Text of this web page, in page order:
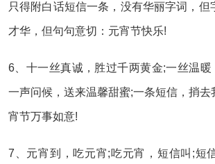
只得附白话短信一条，没有华丽字词，但
才华，但句句意切：元宵节快乐!
6、十一丝真诚，胜过千两黄金;一丝温暖
一声问候，送来温馨甜蜜;一条短信，捎去
宵节万事如意!
7、元宵到，吃元宵;吃元宵，短信叫;短